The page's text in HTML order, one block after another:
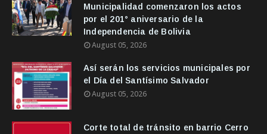
Municipalidad comenzaron los actos
por el 201° aniversario de la
Independencia de Bolivia
August 05, 2026
Así serán los servicios municipales por
el Día del Santísimo Salvador
August 05, 2026
Corte total de tránsito en barrio Cerro